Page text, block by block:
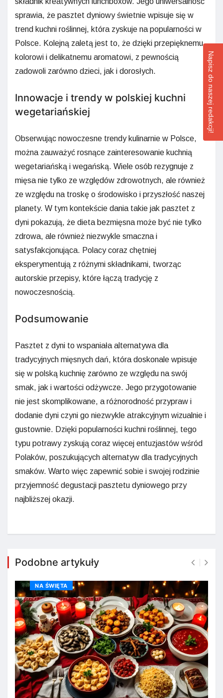
sprawia, że pasztet dyniowy świetnie wpisuje się w
trend kuchni roślinnej, która zyskuje na popularności w
Polsce. Kolejną zaletą jest to, że dzięki przepięknemu
kolorowi i delikatnemu aromatowi, z pewnością
zadowoli zarówno dzieci, jak i dorosłych.
Innowacje i trendy w polskiej kuchni
wegetariańskiej
Obserwując nowoczesne trendy kulinarnie w Polsce,
można zauważyć rosnące zainteresowanie kuchnią
wegetariańską i wegańską. Wiele osób rezygnuje z
mięsa nie tylko ze względów zdrowotnych, ale również
ze względu na troskę o środowisko i przyszłość naszej
planety. W tym kontekście dania takie jak pasztet z
dyni pokazują, że dieta bezmięsna może być nie tylko
zdrowa, ale również niezwykle smaczna i
satysfakcjonująca. Polacy coraz chętniej
eksperymentują z różnymi składnikami, tworząc
autorskie przepisy, które łączą tradycję z
nowoczesnością.
Podsumowanie
Pasztet z dyni to wspaniała alternatywa dla
tradycyjnych mięsnych dań, która doskonale wpisuje
się w polską kuchnię zarówno ze względu na swój
smak, jak i wartości odżywcze. Jego przygotowanie
nie jest skomplikowane, a różnorodność przypraw i
dodanie dyni czyni go niezwykle atrakcyjnym wizualnie i
gustownie. Dzięki popularności kuchni roślinnej, tego
typu potrawy zyskują coraz więcej entuzjastów wśród
Polaków, poszukujących alternatyw dla tradycyjnych
smaków. Warto więc zapewnić sobie i swojej rodzinie
przyjemność degustacji pasztetu dyniowego przy
najbliższej okazji.
Podobne artykuły
NA ŚWIĘTA
Napisz do naszej redakcji!